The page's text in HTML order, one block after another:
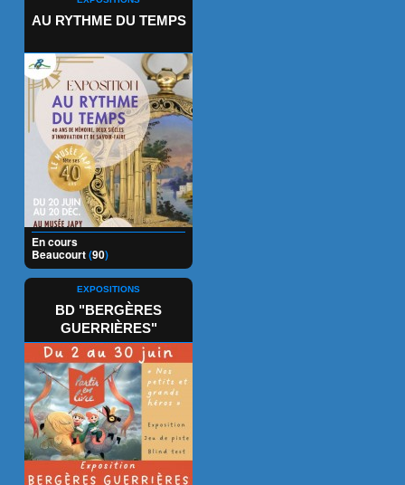
AU RYTHME DU TEMPS
En cours
Beaucourt(90)
EXPOSITIONS
BD "BERGÈRES
GUERRIÈRES"